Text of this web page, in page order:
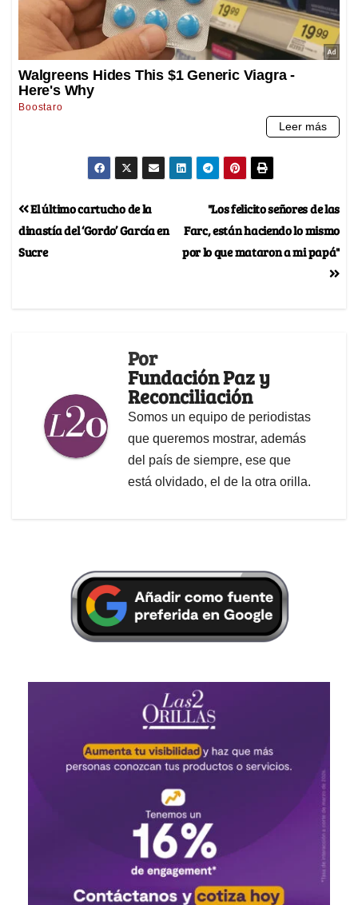
"Los felicito señores de las
Farc, están haciendo lo mismo
por lo que mataron a mi papá"
El último cartucho de la
dinastía del ‘Gordo’ García en
Sucre
Por
Fundación Paz y
Reconciliación
Somos un equipo de periodistas
que queremos mostrar, además
del país de siempre, ese que
está olvidado, el de la otra orilla.